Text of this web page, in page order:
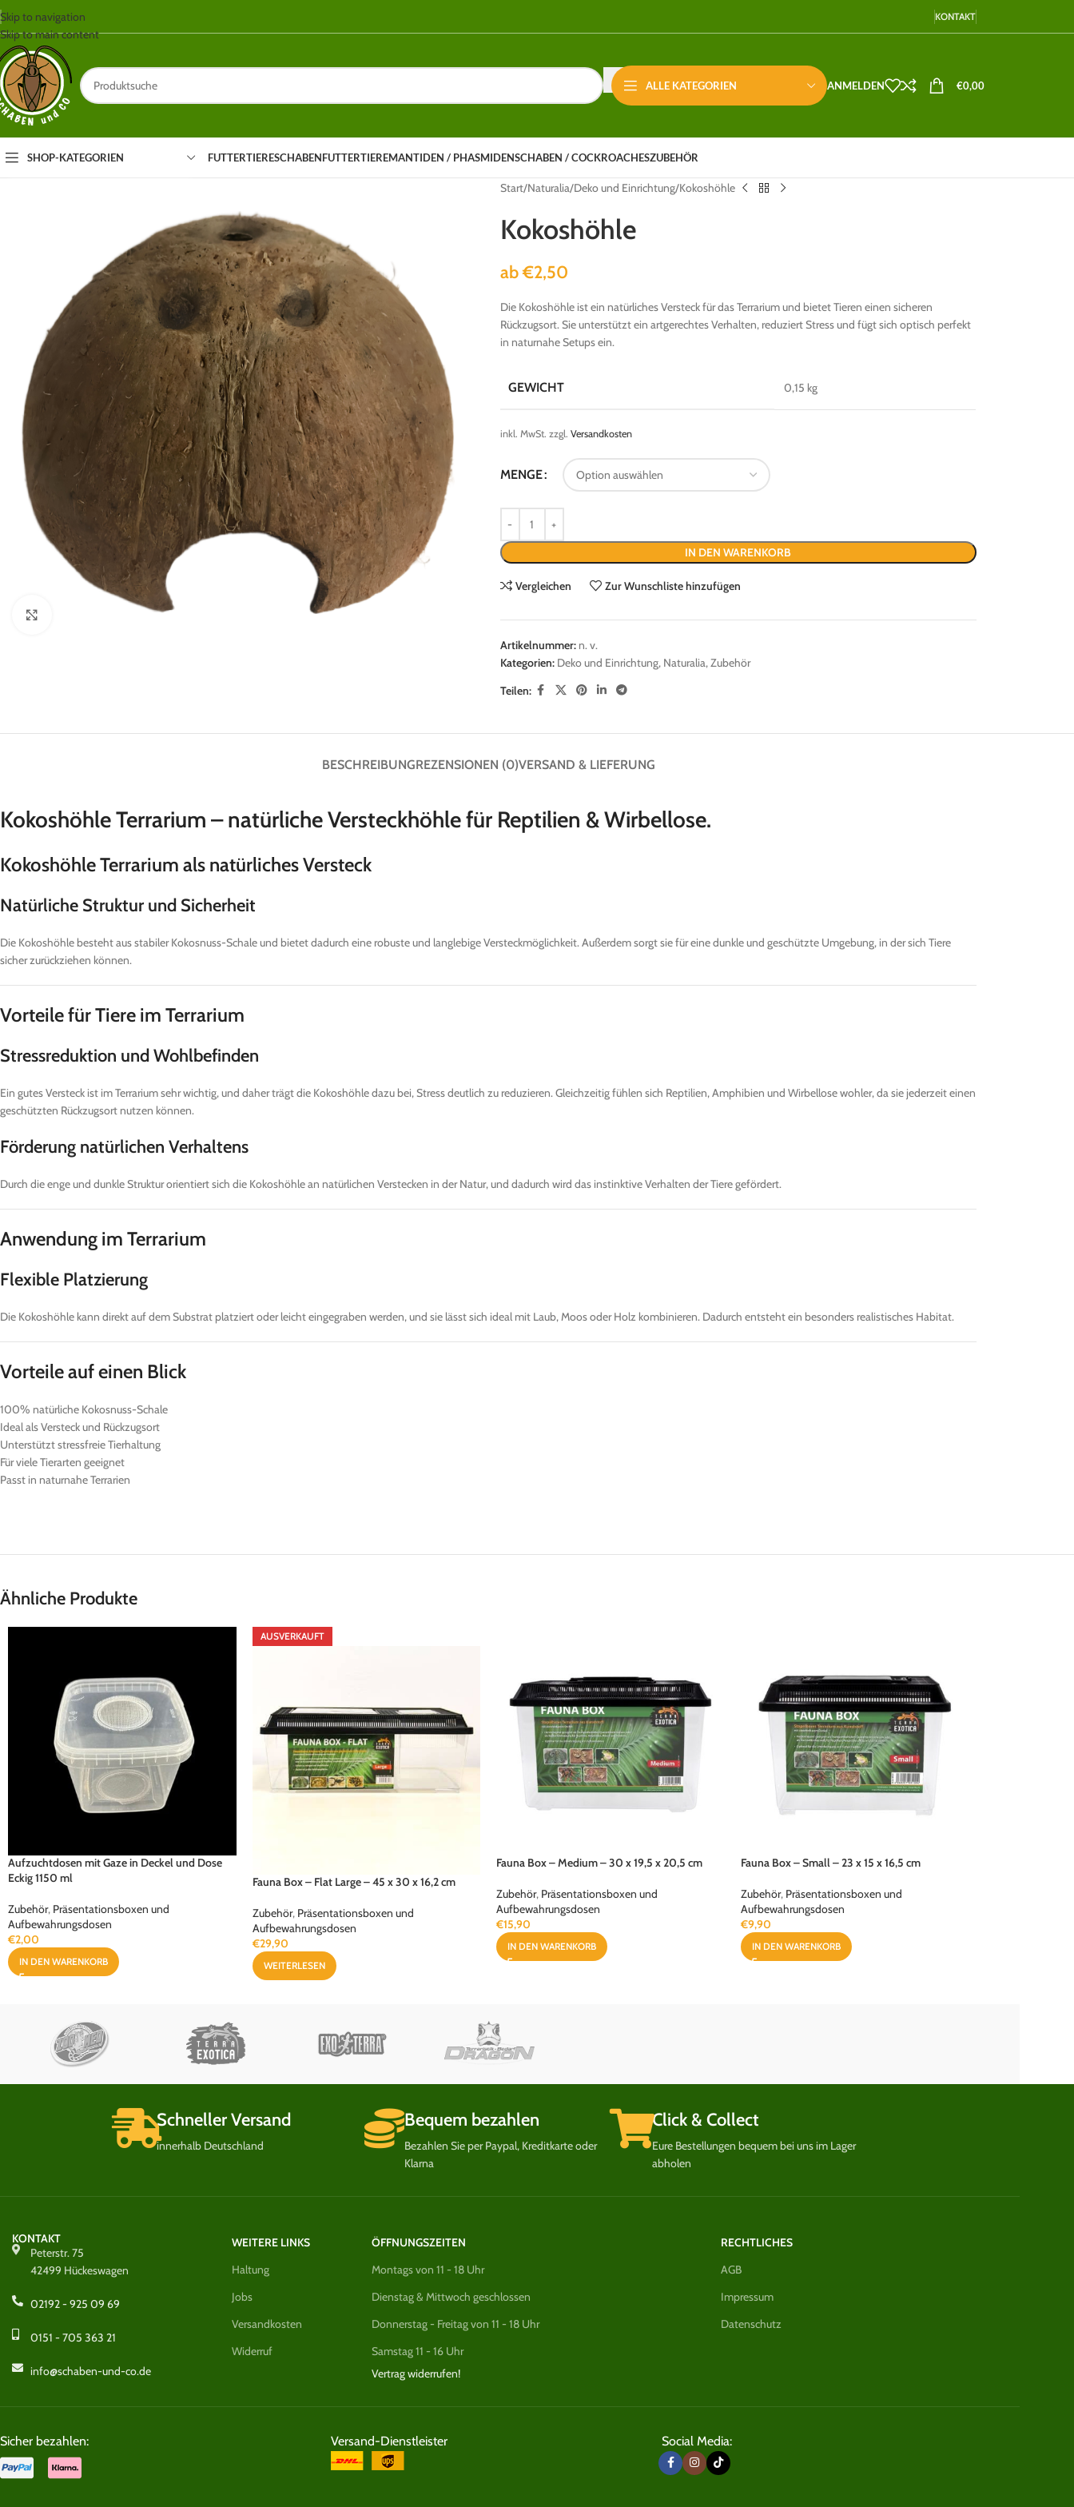
Skip to navigation
Skip to main content
KONTAKT
ALLE KATEGORIEN ANMELDEN €0,00
SHOP-KATEGORIEN FUTTERTIERESCHABENFUTTERTIEREMANTIDEN / PHASMIDENSCHABEN / COCKROACHESZUBEHÖR
Start Naturalia Deko und Einrichtung Kokoshöhle
Kokoshöhle
ab€2,50
Die Kokoshöhle ist ein natürliches Versteck für das Terrarium und bietet Tieren einen sicheren
Rückzugsort. Sie unterstützt ein artgerechtes Verhalten, reduziert Stress und fügt sich optisch perfekt
in naturnahe Setups ein.
GEWICHT 0,15 kg
inkl. MwSt. zzgl. Versandkosten
MENGE
IN DEN WARENKORB
Vergleichen Zur Wunschliste hinzufügen
Artikelnummer: n. v.
Kategorien: Deko und Einrichtung, Naturalia,Zubehör
Teilen:
BESCHREIBUNGREZENSIONEN (0)VERSAND & LIEFERUNG
Kokoshöhle Terrarium – natürliche Versteckhöhle für Reptilien & Wirbellose.
Kokoshöhle Terrarium als natürliches Versteck
Natürliche Struktur und Sicherheit
Die Kokoshöhle besteht aus stabiler Kokosnuss-Schale und bietet dadurch eine robuste und langlebige Versteckmöglichkeit. Außerdem sorgt sie für eine dunkle und geschützte Umgebung, in der sich Tiere
sicher zurückziehen können.
Vorteile für Tiere im Terrarium
Stressreduktion und Wohlbefinden
Ein gutes Versteck ist im Terrarium sehr wichtig, und daher trägt die Kokoshöhle dazu bei, Stress deutlich zu reduzieren. Gleichzeitig fühlen sich Reptilien, Amphibien und Wirbellose wohler, da sie jederzeit einen
geschützten Rückzugsort nutzen können.
Förderung natürlichen Verhaltens
Durch die enge und dunkle Struktur orientiert sich die Kokoshöhle an natürlichen Verstecken in der Natur, und dadurch wird das instinktive Verhalten der Tiere gefördert.
Anwendung im Terrarium
Flexible Platzierung
Die Kokoshöhle kann direkt auf dem Substrat platziert oder leicht eingegraben werden, und sie lässt sich ideal mit Laub, Moos oder Holz kombinieren. Dadurch entsteht ein besonders realistisches Habitat.
Vorteile auf einen Blick
100% natürliche Kokosnuss-Schale
Ideal als Versteck und Rückzugsort
Unterstützt stressfreie Tierhaltung
Für viele Tierarten geeignet
Passt in naturnahe Terrarien
Ähnliche Produkte
Aufzuchtdosen mit Gaze in Deckel und Dose
Eckig 1150 ml
Zubehör, Präsentationsboxen und
Aufbewahrungsdosen
€2,00
IN DEN WARENKORB
AUSVERKAUFT
Fauna Box – Flat Large – 45 x 30 x 16,2 cm
Zubehör, Präsentationsboxen und
Aufbewahrungsdosen
€29,90
WEITERLESEN
Fauna Box – Medium – 30 x 19,5 x 20,5 cm
Zubehör, Präsentationsboxen und
Aufbewahrungsdosen
€15,90
IN DEN WARENKORB
Fauna Box – Small – 23 x 15 x 16,5 cm
Zubehör, Präsentationsboxen und
Aufbewahrungsdosen
€9,90
IN DEN WARENKORB
Schneller Versand
innerhalb Deutschland
Bequem bezahlen
Bezahlen Sie per Paypal, Kreditkarte oder
Klarna
Click & Collect
Eure Bestellungen bequem bei uns im Lager
abholen
KONTAKT
Peterstr. 75
42499 Hückeswagen
02192 - 925 09 69
0151 - 705 363 21
info@schaben-und-co.de
WEITERE LINKS
Haltung
Jobs
Versandkosten
Widerruf
ÖFFNUNGSZEITEN
Montags von 11 - 18 Uhr
Dienstag & Mittwoch geschlossen
Donnerstag - Freitag von 11 - 18 Uhr
Samstag 11 - 16 Uhr
Vertrag widerrufen!
RECHTLICHES
AGB
Impressum
Datenschutz
Sicher bezahlen: Versand-Dienstleister Social Media: